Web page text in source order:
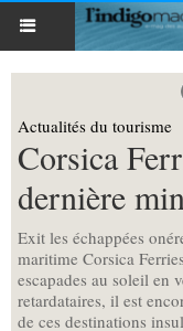
Actualités du tourisme
Corsica
dernière
Exit les échappées
maritime Corsica
escapades au soleil en
retardataires, il est
de ces destinations